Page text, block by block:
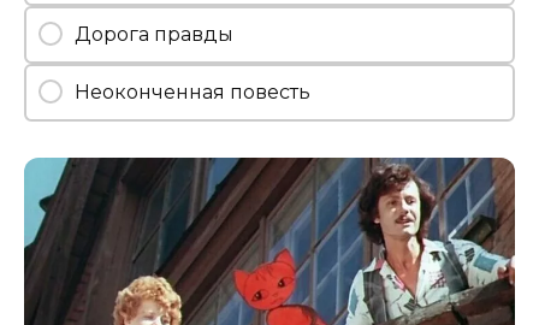
Дорога правды
Неоконченная повесть